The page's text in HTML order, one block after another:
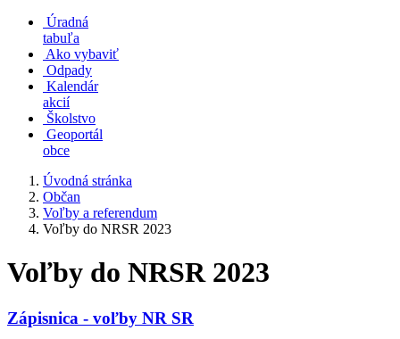
Úradná
tabuľa
Ako vybaviť
Odpady
Kalendár
akcií
Školstvo
Geoportál
obce
Úvodná stránka
Občan
Voľby a referendum
Voľby do NRSR 2023
Voľby do NRSR 2023
Zápisnica - voľby NR SR